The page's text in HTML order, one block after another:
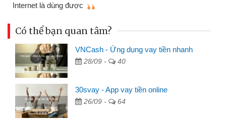
Internet là dùng được
Có thể bạn quan tâm?
VNCash - Ứng dụng vay tiền nhanh
28/09 - 40
30svay - App vay tiền online
26/09 - 64